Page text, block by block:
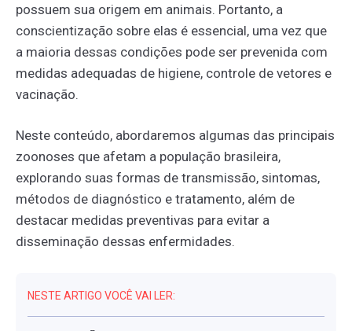
possuem sua origem em animais. Portanto, a
conscientização sobre elas é essencial, uma vez que
a maioria dessas condições pode ser prevenida com
medidas adequadas de higiene, controle de vetores e
vacinação.
Neste conteúdo, abordaremos algumas das principais
zoonoses que afetam a população brasileira,
explorando suas formas de transmissão, sintomas,
métodos de diagnóstico e tratamento, além de
destacar medidas preventivas para evitar a
disseminação dessas enfermidades.
NESTE ARTIGO VOCÊ VAI LER: